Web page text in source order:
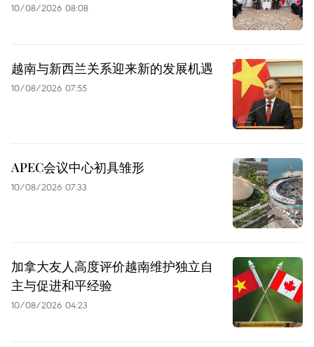
10/08/2026 08:08
越南与新西兰关系迎来新的发展机遇
10/08/2026 07:55
APEC会议中心初具雏形
10/08/2026 07:33
加拿大友人高度评价越南维护独立自
主与促进和平经验
10/08/2026 04:23